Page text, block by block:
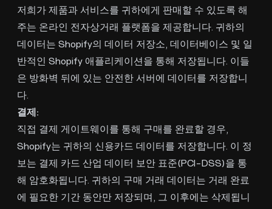
저희가 제품과 서비스를 귀하에게 판매할 수 있도록 해
주는 온라인 전자상거래 플랫폼을 제공합니다. 귀하의
데이터는 Shopify의 데이터 저장소, 데이터베이스 및 일
반적인 Shopify 애플리케이션을 통해 저장됩니다. 이들
은 방화벽 뒤에 있는 안전한 서버에 데이터를 저장합니
다.
결제:
직접 결제 게이트웨이를 통해 구매를 완료할 경우,
Shopify는 귀하의 신용카드 데이터를 저장합니다. 이 정
보는 결제 카드 산업 데이터 보안 표준(PCI-DSS)을 통
해 암호화됩니다. 귀하의 구매 거래 데이터는 거래 완료
에 필요한 기간 동안만 저장되며, 그 이후에는 삭제됩니